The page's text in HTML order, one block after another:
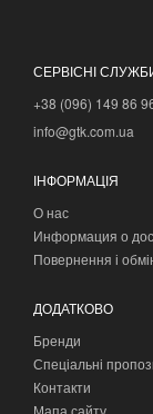
СЕРВІСНІ
+38 (096) 149 86
info@gtk.com.ua
ІНФОРМАЦІЯ
О нас
Информация о
Повернення і
ДОДАТКОВО
Бренди
Спеціальні
Контакти